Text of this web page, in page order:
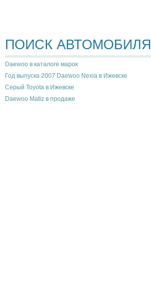
ПОИСК АВТОМОБИЛЯ
Daewoo в каталоге марок
Год выпуска 2007 Daewoo Nexia в Ижевске
Серый Toyota в Ижевске
Daewoo Matiz в продаже